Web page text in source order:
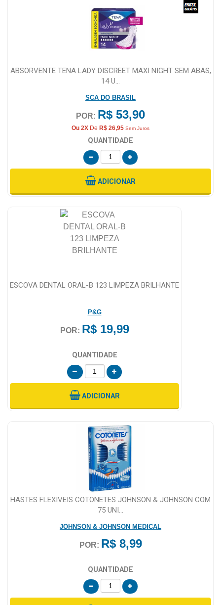
ABSORVENTE TENA LADY DISCREET MAXI NIGHT SEM ABAS,
14 U...
SCA DO BRASIL
POR: R$ 53,90
Ou 2X De R$ 26,95 Sem Juros
QUANTIDADE
ADICIONAR
ESCOVA DENTAL ORAL-B 123 LIMPEZA BRILHANTE
P&G
POR: R$ 19,99
QUANTIDADE
ADICIONAR
HASTES FLEXIVEIS COTONETES JOHNSON & JOHNSON COM
75 UNI...
JOHNSON & JOHNSON MEDICAL
POR: R$ 8,99
QUANTIDADE